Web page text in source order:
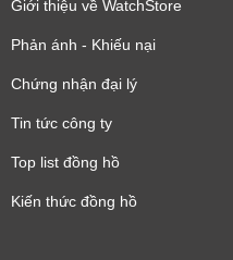
Giới thiệu về WatchStore
Phản ánh - Khiếu nại
Chứng nhận đại lý
Tin tức công ty
Top list đồng hồ
Kiến thức đồng hồ